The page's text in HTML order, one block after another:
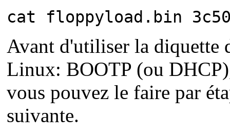
cat floppyload.bin
Avant d'utiliser la diquette
Linux: BOOTP (ou
vous pouvez le faire par
suivante.